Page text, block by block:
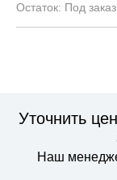
Под заказ
Уточнить
Наш